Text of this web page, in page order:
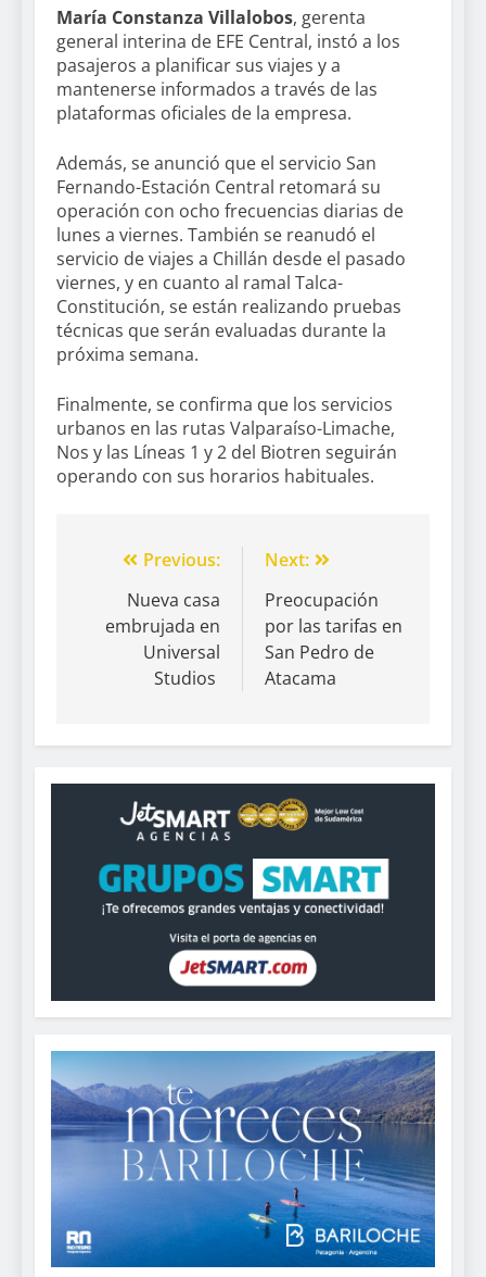
María Constanza Villalobos, gerenta
general interina de EFE Central, instó a los
pasajeros a planificar sus viajes y a
mantenerse informados a través de las
plataformas oficiales de la empresa.
Además, se anunció que el servicio San
Fernando-Estación Central retomará su
operación con ocho frecuencias diarias de
lunes a viernes. También se reanudó el
servicio de viajes a Chillán desde el pasado
viernes, y en cuanto al ramal Talca-
Constitución, se están realizando pruebas
técnicas que serán evaluadas durante la
próxima semana.
Finalmente, se confirma que los servicios
urbanos en las rutas Valparaíso-Limache,
Nos y las Líneas 1 y 2 del Biotren seguirán
operando con sus horarios habituales.
Previous:
Nueva casa
embrujada en
Universal
Studios
Next:
Preocupación
por las tarifas en
San Pedro de
Atacama